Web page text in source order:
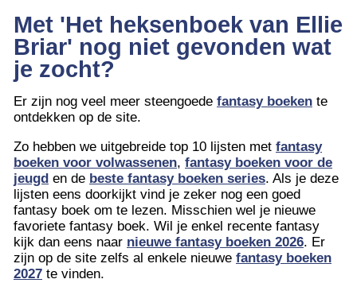
Met 'Het heksenboek van Ellie
Briar' nog niet gevonden wat
je zocht?
Er zijn nog veel meer steengoede fantasy boeken te
ontdekken op de site.
Zo hebben we uitgebreide top 10 lijsten met fantasy
boeken voor volwassenen, fantasy boeken voor de
jeugd en de beste fantasy boeken series. Als je deze
lijsten eens doorkijkt vind je zeker nog een goed
fantasy boek om te lezen. Misschien wel je nieuwe
favoriete fantasy boek. Wil je enkel recente fantasy
kijk dan eens naar nieuwe fantasy boeken 2026. Er
zijn op de site zelfs al enkele nieuwe fantasy boeken
2027 te vinden.